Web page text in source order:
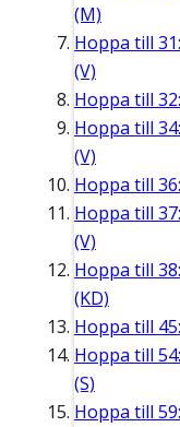
(M)
Hoppa till
(V)
Hoppa till
Hoppa till
(V)
Hoppa till
Hoppa till
(V)
Hoppa till
(KD)
Hoppa till
Hoppa till
(S)
Hoppa till